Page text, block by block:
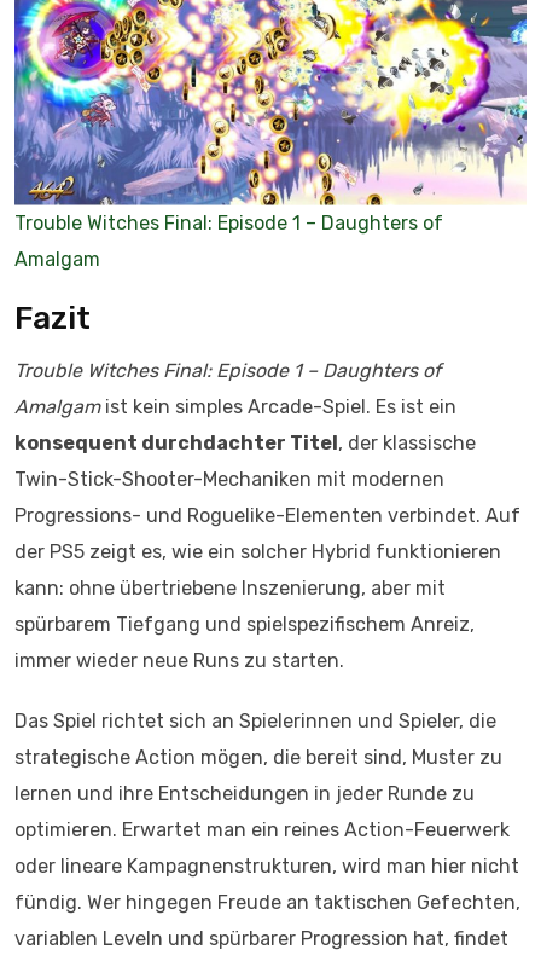
Trouble Witches Final: Episode 1 – Daughters of
Amalgam
Fazit
Trouble Witches Final: Episode 1 – Daughters of
Amalgamist kein simples Arcade-Spiel. Es ist ein
konsequent durchdachter Titel, der klassische
Twin-Stick-Shooter-Mechaniken mit modernen
Progressions- und Roguelike-Elementen verbindet. Auf
der PS5 zeigt es, wie ein solcher Hybrid funktionieren
kann: ohne übertriebene Inszenierung, aber mit
spürbarem Tiefgang und spielspezifischem Anreiz,
immer wieder neue Runs zu starten.
Das Spiel richtet sich an Spielerinnen und Spieler, die
strategische Action mögen, die bereit sind, Muster zu
lernen und ihre Entscheidungen in jeder Runde zu
optimieren. Erwartet man ein reines Action-Feuerwerk
oder lineare Kampagnenstrukturen, wird man hier nicht
fündig. Wer hingegen Freude an taktischen Gefechten,
variablen Leveln und spürbarer Progression hat, findet